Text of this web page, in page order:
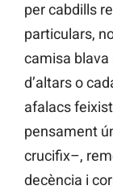
per cabdills
particulars,
camisa blava
d’altars o
afalacs
pensament
crucifix–,
decència i